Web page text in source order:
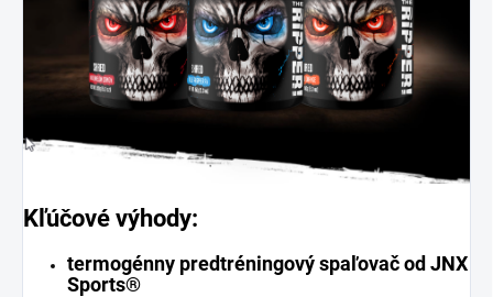
Kľúčové výhody:
termogénny predtréningový spaľovač od JNX
Sports®